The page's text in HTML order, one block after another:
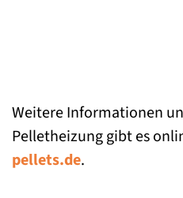
Weitere Informationen
Pelletheizung gibt es
pellets.de.